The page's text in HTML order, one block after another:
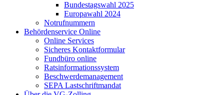
Bundestagswahl 2025
Europawahl 2024
Notrufnummern
Behördenservice Online
Online Services
Sicheres Kontaktformular
Fundbüro online
Ratsinformationssystem
Beschwerdemanagement
SEPA Lastschriftmandat